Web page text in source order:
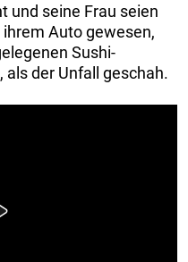
und seine Frau seien
Auto gewesen,
Sushi-
der Unfall geschah.